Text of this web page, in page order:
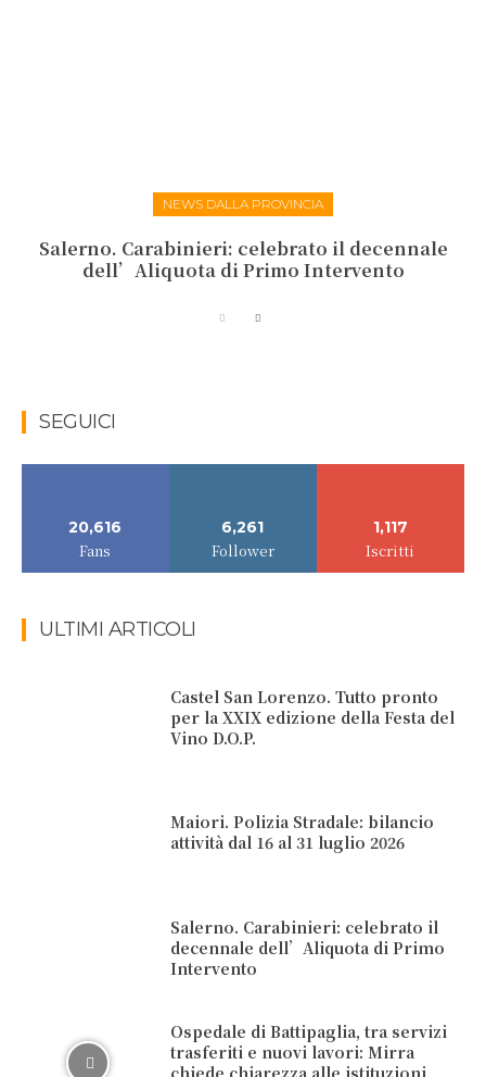
NEWS DALLA PROVINCIA
Salerno. Carabinieri: celebrato il decennale
dell’Aliquota di Primo Intervento
SEGUICI
20,616
Fans
6,261
Follower
1,117
Iscritti
ULTIMI ARTICOLI
Castel San Lorenzo. Tutto pronto
per la XXIX edizione della Festa del
Vino D.O.P.
Maiori. Polizia Stradale: bilancio
attività dal 16 al 31 luglio 2026
Salerno. Carabinieri: celebrato il
decennale dell’Aliquota di Primo
Intervento
Ospedale di Battipaglia, tra servizi
trasferiti e nuovi lavori: Mirra
chiede chiarezza alle istituzioni